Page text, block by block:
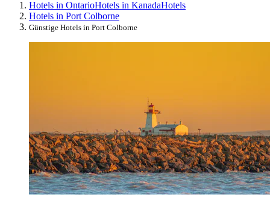
Hotels in OntarioHotels in KanadaHotels
Hotels in Port Colborne
Günstige Hotels in Port Colborne